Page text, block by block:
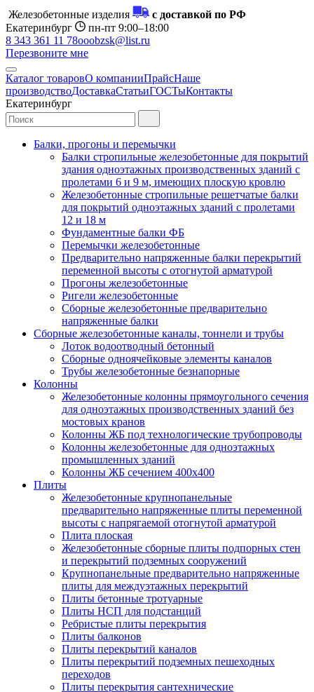
Железобетонные изделия
с доставкой по РФ
Екатеринбург
пн-пт 9:00–18:00
8 343 361 11 78ooobzsk@list.ru
Перезвоните мне
Каталог товаровО компанииПрайсНаше
производствоДоставкаСтатьиГОСТыКонтакты
Екатеринбург
Балки, прогоны и перемычки
Балки стропильные железобетонные для покрытий
здания одноэтажных производственных зданий с
пролетами 6 и 9 м, имеющих плоскую кровлю
Железобетонные стропильные решетчатые балки
для покрытий одноэтажных зданий с пролетами
12 и 18 м
Фундаментные балки ФБ
Перемычки железобетонные
Предварительно напряженные балки перекрытий
переменной высоты с отогнутой арматурой
Прогоны железобетонные
Ригели железобетонные
Сборные железобетонные предварительно
напряженные балки
Сборные железобетонные каналы, тоннели и трубы
Лоток водоотводный бетонный
Сборные одноячейковые элементы каналов
Трубы железобетонные безнапорные
Колонны
Железобетонные колонны прямоугольного сечения
для одноэтажных производственных зданий без
мостовых кранов
Колонны ЖБ под технологические трубопроводы
Колонны железобетонные для одноэтажных
промышленных зданий
Колонны ЖБ сечением 400х400
Плиты
Железобетонные крупнопанельные
предварительно напряженные плиты переменной
высоты с напрягаемой отогнутой арматурой
Плита плоская
Железобетонные сборные плиты подпорных стен
и перекрытий подземных сооружений
Крупнопанельные предварительно напряженные
плиты для междуэтажных перекрытий
Плиты бетонные тротуарные
Плиты НСП для подстанций
Ребристые плиты перекрытия
Плиты балконов
Плиты перекрытий каналов
Плиты перекрытий подземных пешеходных
переходов
Плиты перекрытия сантехнические